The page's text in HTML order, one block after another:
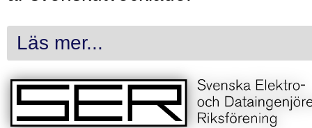
Läs mer...